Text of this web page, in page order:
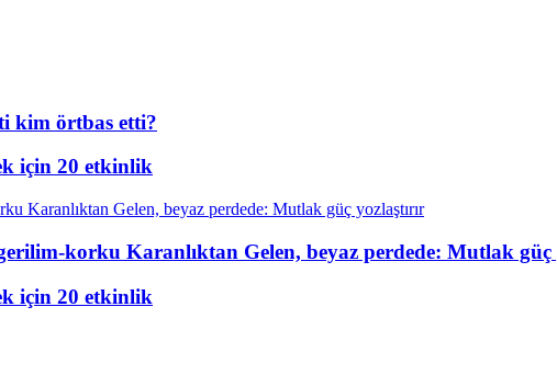
kim örtbas etti?
için 20 etkinlik
korku Karanlıktan Gelen, beyaz perdede: Mutlak güç
için 20 etkinlik